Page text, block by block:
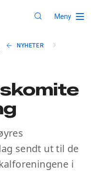
Meny
NYHETER
sendt ut til de
i